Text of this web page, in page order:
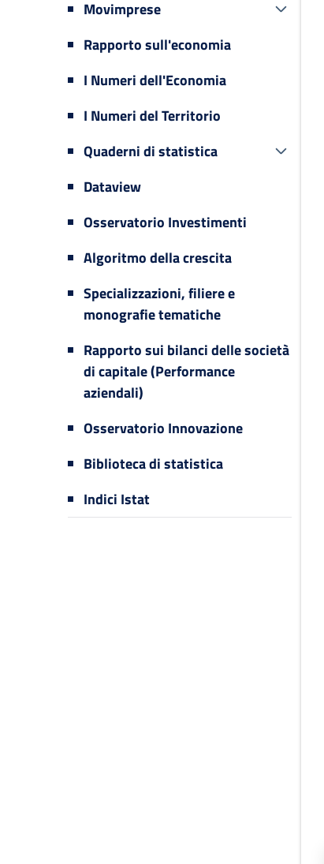
Movimprese
Rapporto sull'economia
I Numeri dell'Economia
I Numeri del Territorio
Quaderni di statistica
Dataview
Osservatorio Investimenti
Algoritmo della crescita
Specializzazioni, filiere e
monografie tematiche
Rapporto sui bilanci delle società
di capitale (Performance
aziendali)
Osservatorio Innovazione
Biblioteca di statistica
Indici Istat